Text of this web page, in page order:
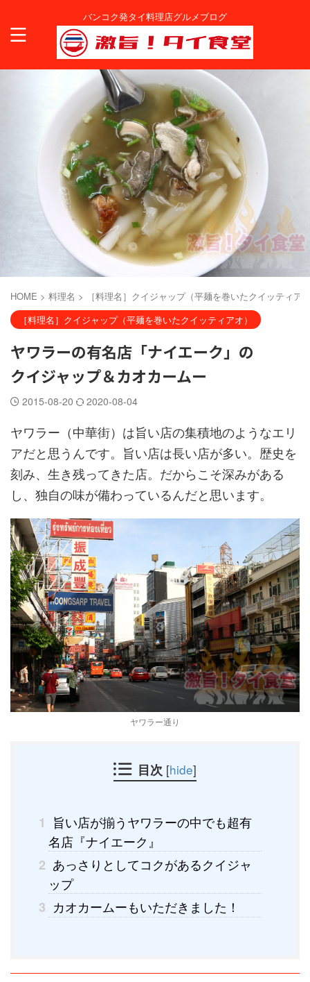
バンコク発タイ料理店グルメブログ
HOME > 料理名 >
［料理名］クイジャップ（平麺を巻いたクイッティア
［料理名］クイジャップ（平麺を巻いたクイッティアオ）
ヤワラーの有名店「ナイエーク」の
クイジャップ＆カオカームー
2015-08-20 2020-08-04
ヤワラー（中華街）は旨い店の集積地のようなエリ
アだと思うんです。旨い店は長い店が多い。歴史を
刻み、生き残ってきた店。だからこそ深みがある
し、独自の味が備わっているんだと思います。
ヤワラー通り
目次 [hide]
1 旨い店が揃うヤワラーの中でも超有
名店『ナイエーク』
2 あっさりとしてコクがあるクイジャ
ップ
3 カオカームーもいただきました！